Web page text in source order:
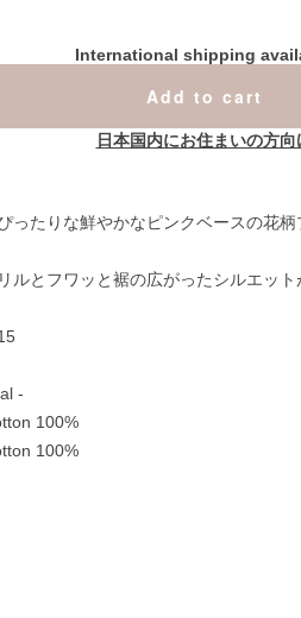
International shipping
Add to cart
日本国内にお住まいの方向
ったりな鮮やかなピンクベースの花柄
ルとフワッと裾の広がったシルエット
-
100%
100%